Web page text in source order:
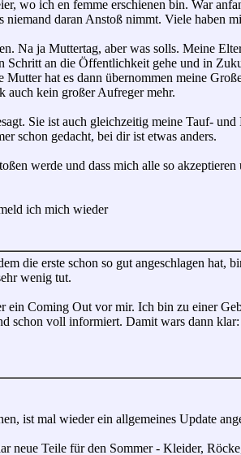
wo ich en femme erschienen bin. War
daran Anstoß nimmt. Viele haben
Na ja Muttertag, aber was solls. Meine
Schritt an die Öffentlichkeit gehe und in
hat es dann übernommen meine
auch kein großer Aufreger mehr.
Sie ist auch gleichzeitig meine Tauf-
schon gedacht, bei dir ist etwas anders.
werde und dass mich alle so
ich mich wieder
die erste schon so gut angeschlagen hat,
wenig tut.
ein Coming Out vor mir. Ich bin zu einer
schon voll informiert. Damit wars dann
ist mal wieder ein allgemeines Update
neue Teile für den Sommer - Kleider,